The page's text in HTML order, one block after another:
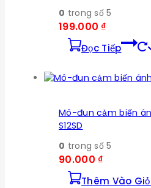
0 trong số 5
199.000 ₫
Đọc Tiếp
Mô-đun cảm biến
S12SD
0 trong số 5
90.000 ₫
Thêm Vào